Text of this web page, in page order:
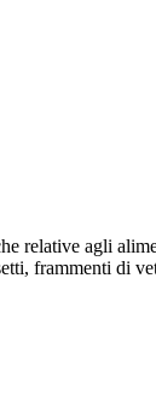
relative agli
frammenti di